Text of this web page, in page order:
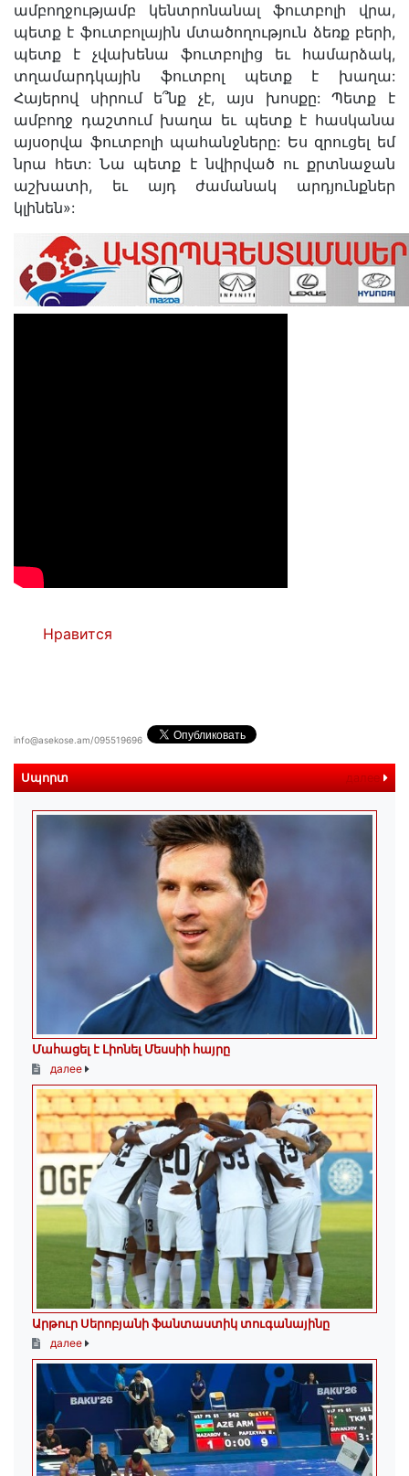
ամբողջությամբ կենտրոնանալ ֆուտբոլի վրա,
պետք է ֆուտբոլային մտածողություն ձեռք բերի,
պետք է չվախենա ֆուտբոլից եւ համարձակ,
տղամարդկային ֆուտբոլ պետք է խաղա:
Հայերով սիրում ե՞նք չէ, այս խոսքը: Պետք է
ամբողջ դաշտում խաղա եւ պետք է հասկանա
այսօրվա ֆուտբոլի պահանջները: Ես զրուցել եմ
նրա հետ: Նա պետք է նվիրված ու քրտնաջան
աշխատի, եւ այդ ժամանակ արդյունքներ
կլինեն»:
Нравится
info@asekose.am/095519696
Սպորտ далее
Մահացել է Լիոնել Մեսսիի հայրը
далее
Արթուր Սերոբյանի ֆանտաստիկ տուգանայինը
далее